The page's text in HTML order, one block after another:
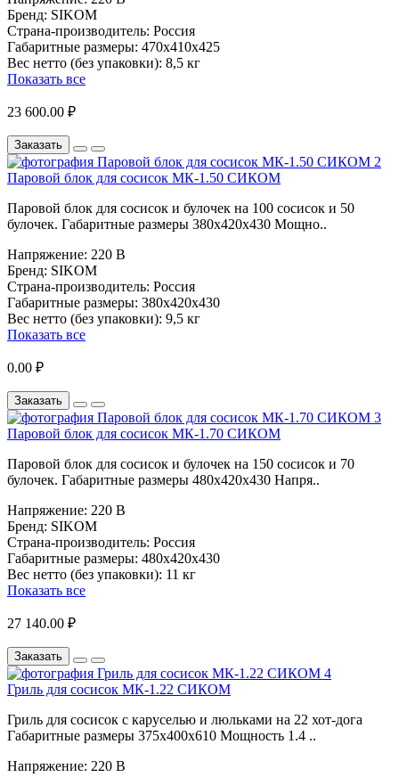
Бренд: SIKOM
Страна-производитель: Россия
Габаритные размеры: 470х410х425
Вес нетто (без упаковки): 8,5 кг
Показать все
23 600.00 ₽
Заказать
Паровой блок для сосисок МК-1.50 СИКОМ
Паровой блок для сосисок и булочек на 100 сосисок и 50
булочек. Габаритные размеры 380х420х430 Мощно..
Напряжение: 220 В
Бренд: SIKOM
Страна-производитель: Россия
Габаритные размеры: 380х420х430
Вес нетто (без упаковки): 9,5 кг
Показать все
0.00 ₽
Заказать
Паровой блок для сосисок МК-1.70 СИКОМ
Паровой блок для сосисок и булочек на 150 сосисок и 70
булочек. Габаритные размеры 480х420х430 Напря..
Напряжение: 220 В
Бренд: SIKOM
Страна-производитель: Россия
Габаритные размеры: 480х420х430
Вес нетто (без упаковки): 11 кг
Показать все
27 140.00 ₽
Заказать
Гриль для сосисок МК-1.22 СИКОМ
Гриль для сосисок с каруселью и люльками на 22 хот-дога
Габаритные размеры 375х400х610 Мощность 1.4 ..
Напряжение: 220 В